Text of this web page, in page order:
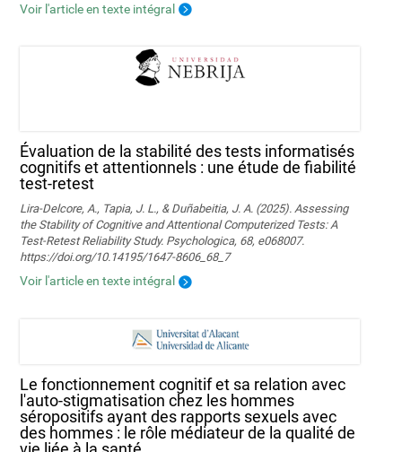
Voir l'article en texte intégral
Évaluation de la stabilité des tests informatisés
cognitifs et attentionnels : une étude de fiabilité
test-retest
Lira-Delcore, A., Tapia, J. L., & Duñabeitia, J. A. (2025). Assessing
the Stability of Cognitive and Attentional Computerized Tests: A
Test-Retest Reliability Study. Psychologica, 68, e068007.
https://doi.org/10.14195/1647-8606_68_7
Voir l'article en texte intégral
Le fonctionnement cognitif et sa relation avec
l'auto-stigmatisation chez les hommes
séropositifs ayant des rapports sexuels avec
des hommes : le rôle médiateur de la qualité de